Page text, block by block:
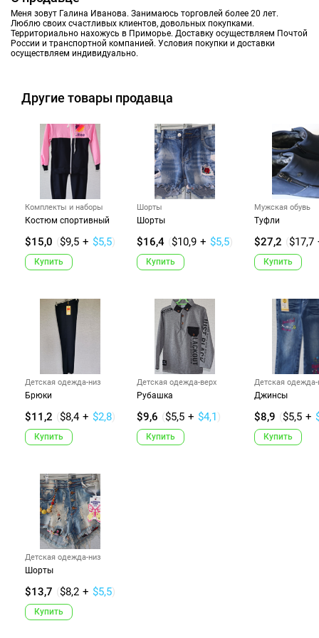
Меня зовут Галина Иванова. Занимаюсь торговлей более 20 лет.
Люблю своих счастливых клиентов, довольных покупками.
Территориально нахожусь в Приморье. Доставку осуществляем Почтой
России и транспортной компанией. Условия покупки и доставки
осуществляем индивидуально.
Другие товары продавца
Комплекты и наборы
Костюм спортивный
$15,0 ($9,5 + $5,5)
Купить
Шорты
Шорты
$16,4 ($10,9 + $5,5)
Купить
Мужская обувь
Туфли
$27,2 ($17,7
Купить
Детская одежда-низ
Брюки
$11,2 ($8,4 + $2,8)
Купить
Детская одежда-верх
Рубашка
$9,6 ($5,5 + $4,1 )
Купить
Детская одежда-
Джинсы
$8,9 ($5,5 +
Купить
Детская одежда-низ
Шорты
$13,7 ($8,2 + $5,5)
Купить